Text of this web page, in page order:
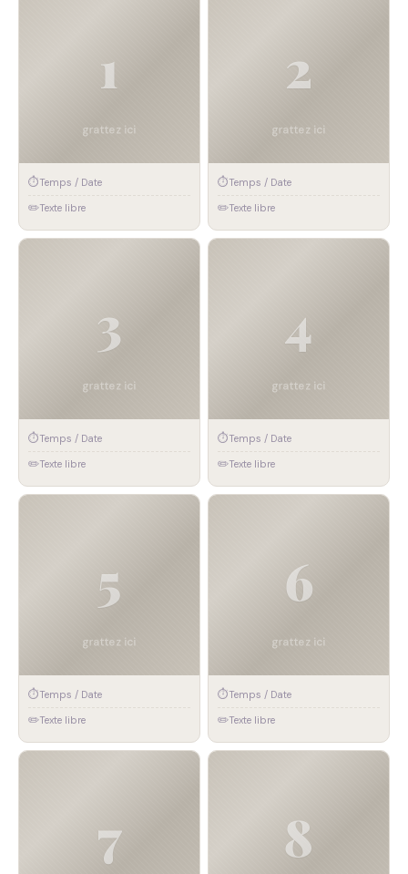
⏱Temps / Date
✏️Texte libre
⏱Temps / Date
✏️Texte libre
⏱Temps / Date
✏️Texte libre
⏱Temps / Date
✏️Texte libre
⏱Temps / Date
✏️Texte libre
⏱Temps / Date
✏️Texte libre